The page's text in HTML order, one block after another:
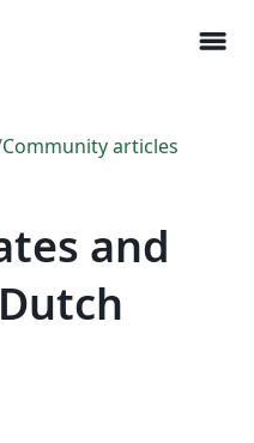
menu
Community articles
and